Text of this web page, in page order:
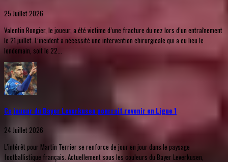
25 Juillet 2026
Valentin Rongier, le joueur, a été victime d’une fracture du nez lors d’un entraînement
le 21 juillet. L’incident a nécessité une intervention chirurgicale qui a eu lieu le
lendemain, soit le 22...
Ce joueur du Bayer Leverkusen pourrait revenir en Ligue 1
24 Juillet 2026
L’intérêt pour Martin Terrier se renforce de jour en jour dans le paysage
footballistique français. Actuellement sous les couleurs du Bayer Leverkusen,